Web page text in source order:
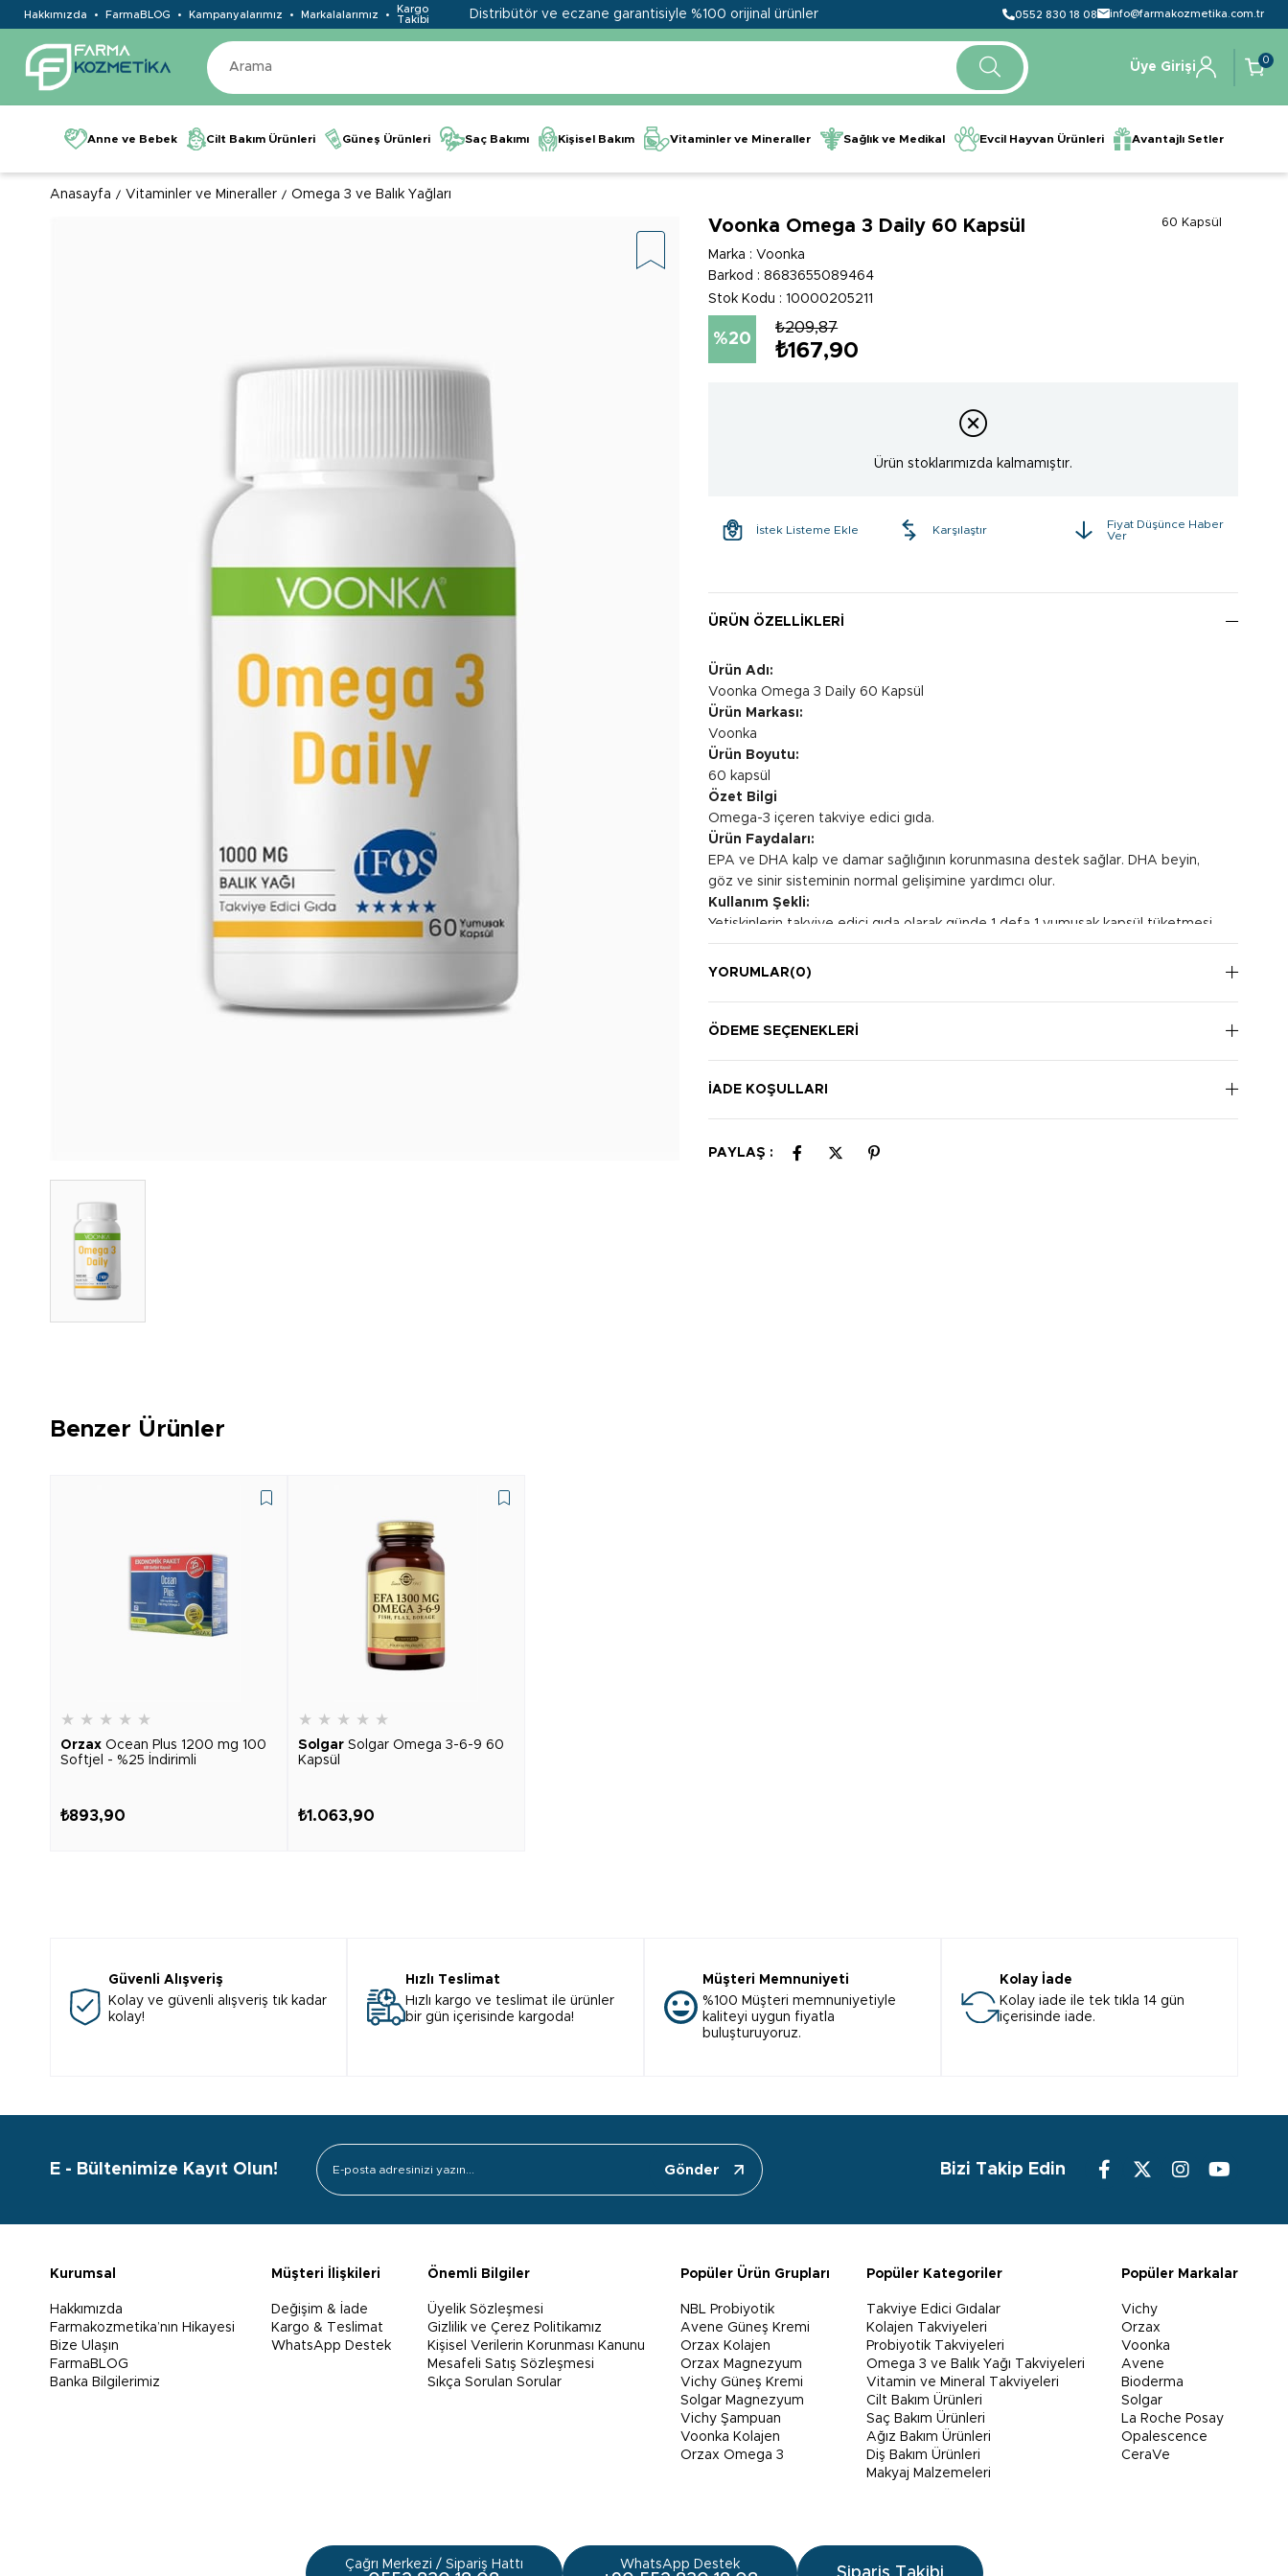
Hakkımızda FarmaBLOG Kampanyalarımız Markalalarımız
Kargo
Takibi
Distribütör ve eczane garantisiyle %100 orijinal ürünler 0552 830 18 08 info@farmakozmetika.com.tr
Üye Girişi
0
Anne ve Bebek Cilt Bakım Ürünleri Güneş Ürünleri Saç Bakımı Kişisel Bakım Vitaminler ve Mineraller Sağlık ve Medikal Evcil Hayvan Ürünleri Avantajlı Setler
Anasayfa Vitaminler ve Mineraller Omega 3 ve Balık Yağları
60 Kapsül
Voonka Omega 3 Daily 60 Kapsül
Marka : Voonka
Barkod : 8683655089464
Stok Kodu
10000205211
20
₺209,87
₺167,90
Ürün stoklarımızda kalmamıştır.
İstek Listeme Ekle Karşılaştır
Fiyat Düşünce Haber
Ver
ÜRÜN ÖZELLIKLERI
Ürün Adı:
Voonka Omega 3 Daily 60 Kapsül
Ürün Markası:
Voonka
Ürün Boyutu:
60 kapsül
Özet Bilgi
Omega-3 içeren takviye edici gıda.
Ürün Faydaları:
EPA ve DHA kalp ve damar sağlığının korunmasına destek sağlar. DHA beyin,
göz ve sinir sisteminin normal gelişimine yardımcı olur.
Kullanım Şekli:
Yetişkinlerin takviye edici gıda olarak günde 1 defa 1 yumuşak kapsül tüketmesi
tavsiye edilir.
YORUMLAR(0)
ÖDEME SEÇENEKLERI
İADE KOŞULLARI
PAYLAŞ :
Benzer Ürünler
★ ★ ★ ★ ★
Orzax Ocean Plus 1200 mg 100
Softjel - %25 İndirimli
₺893,90
★ ★ ★ ★ ★
Solgar Solgar Omega 3-6-9 60
Kapsül
₺1.063,90
Güvenli Alışveriş
Kolay ve güvenli alışveriş tık kadar
kolay!
Hızlı Teslimat
Hızlı kargo ve teslimat ile ürünler
bir gün içerisinde kargoda!
Müşteri Memnuniyeti
%100 Müşteri memnuniyetiyle
kaliteyi uygun fiyatla
buluşturuyoruz.
Kolay İade
Kolay iade ile tek tıkla 14 gün
içerisinde iade.
E - Bültenimize Kayıt Olun! Gönder Bizi Takip Edin
Kurumsal
Hakkımızda
Farmakozmetika’nın Hikayesi
Bize Ulaşın
FarmaBLOG
Banka Bilgilerimiz
Müşteri İlişkileri
Değişim & İade
Kargo & Teslimat
WhatsApp Destek
Önemli Bilgiler
Üyelik Sözleşmesi
Gizlilik ve Çerez Politikamız
Kişisel Verilerin Korunması Kanunu
Mesafeli Satış Sözleşmesi
Sıkça Sorulan Sorular
Popüler Ürün Grupları
NBL Probiyotik
Avene Güneş Kremi
Orzax Kolajen
Orzax Magnezyum
Vichy Güneş Kremi
Solgar Magnezyum
Vichy Şampuan
Voonka Kolajen
Orzax Omega 3
Popüler Kategoriler
Takviye Edici Gıdalar
Kolajen Takviyeleri
Probiyotik Takviyeleri
Omega 3 ve Balık Yağı Takviyeleri
Vitamin ve Mineral Takviyeleri
Cilt Bakım Ürünleri
Saç Bakım Ürünleri
Ağız Bakım Ürünleri
Diş Bakım Ürünleri
Makyaj Malzemeleri
Popüler Markalar
Vichy
Orzax
Voonka
Avene
Bioderma
Solgar
La Roche Posay
Opalescence
CeraVe
Çağrı Merkezi / Sipariş Hattı WhatsApp Destek